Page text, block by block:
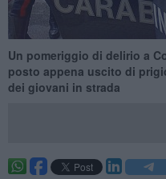
Un pomeriggio di delirio a
posto appena uscito di
dei giovani in strada